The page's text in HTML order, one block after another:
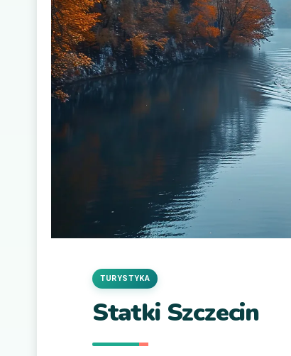
Statki Szczecin
TURYSTYKA